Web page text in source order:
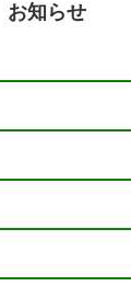
お知らせ